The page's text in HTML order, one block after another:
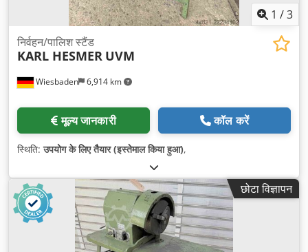
1 /3
Wiesbaden 6,914 km
निर्वहन/पालिश स्टैंड
KARL HESMER UVM
मूल्य जानकारी कॉल करें
स्थिति:उपयोग के लिए तैयार (इस्तेमाल किया हुआ),
छोटा विज्ञापन